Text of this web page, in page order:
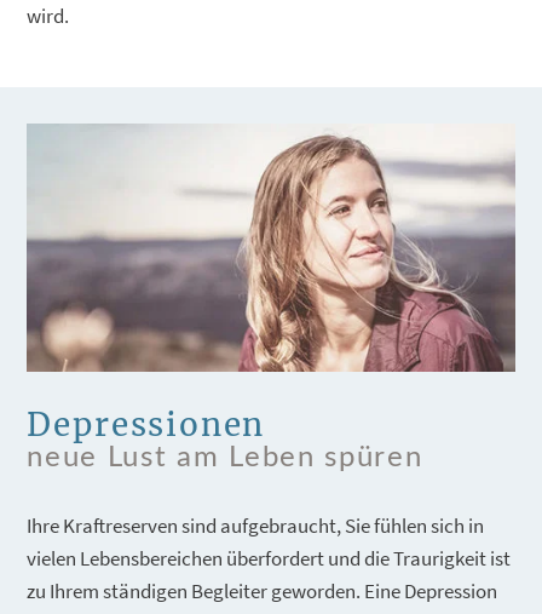
wird.
Depressionen
neue Lust am Leben spüren
Ihre Kraftreserven sind aufgebraucht, Sie fühlen sich in
vielen Lebensbereichen überfordert und die Traurigkeit ist
zu Ihrem ständigen Begleiter geworden. Eine Depression